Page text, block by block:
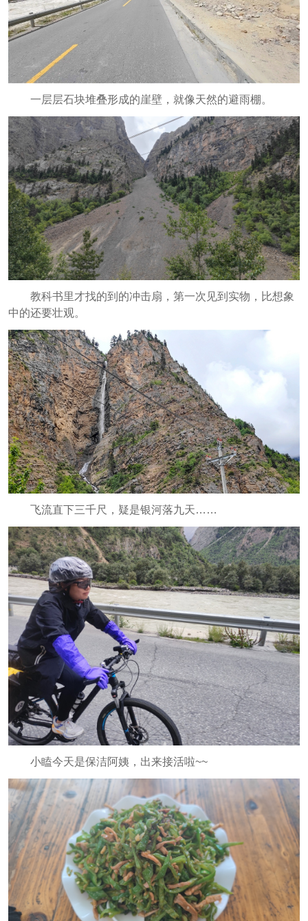
一层层石块堆叠形成的崖壁，就像天然的避雨棚。
教科书里才找的到的冲击扇，第一次见到实物，比想象
中的还要壮观。
飞流直下三千尺，疑是银河落九天……
小瞌今天是保洁阿姨，出来接活啦~~